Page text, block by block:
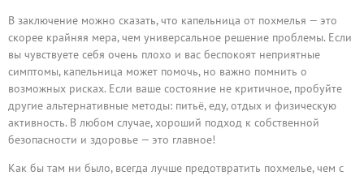
В заключение можно сказать, что капельница от похмелья — это
скорее крайняя мера, чем универсальное решение проблемы. Если
вы чувствуете себя очень плохо и вас беспокоят неприятные
симптомы, капельница может помочь, но важно помнить о
возможных рисках. Если ваше состояние не критичное, пробуйте
другие альтернативные методы: питьё, еду, отдых и физическую
активность. В любом случае, хороший подход к собственной
безопасности и здоровье — это главное!
Как бы там ни было, всегда лучше предотвратить похмелье, чем с